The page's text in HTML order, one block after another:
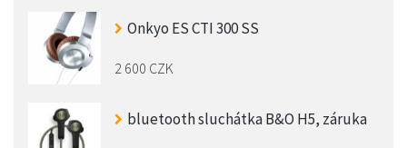
Onkyo ES CTI 300 SS
2 600 CZK
bluetooth sluchátka B&O H5, záruka